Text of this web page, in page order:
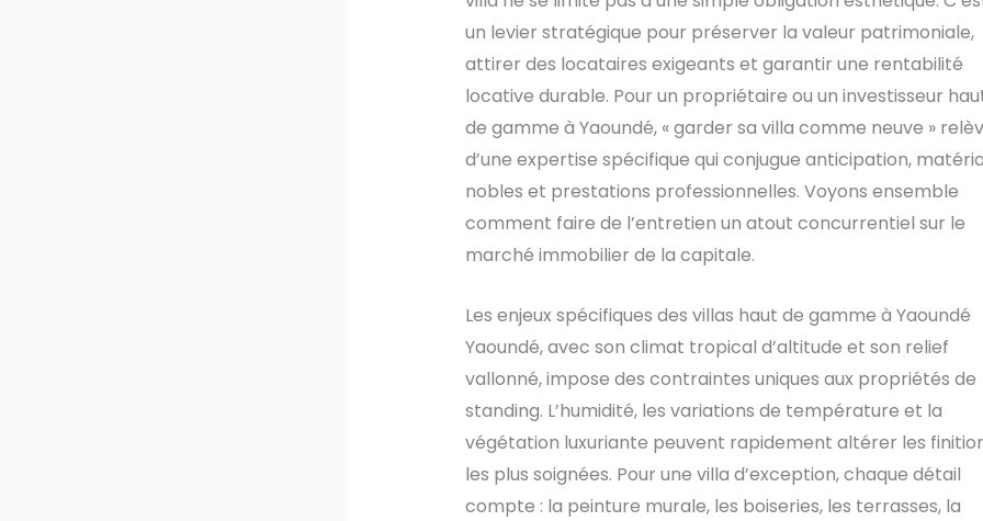
un levier stratégique pour préserver la valeur patrimoniale,
attirer des locataires exigeants et garantir une rentabilité
locative durable. Pour un propriétaire ou un investisseur
de gamme à Yaoundé, « garder sa villa comme neuve »
d’une expertise spécifique qui conjugue anticipation,
nobles et prestations professionnelles. Voyons ensemble
comment faire de l’entretien un atout concurrentiel sur le
marché immobilier de la capitale.
Les enjeux spécifiques des villas haut de gamme à Yaoundé
Yaoundé, avec son climat tropical d’altitude et son relief
vallonné, impose des contraintes uniques aux propriétés de
standing. L’humidité, les variations de température et la
végétation luxuriante peuvent rapidement altérer les
les plus soignées. Pour une villa d’exception, chaque détail
compte : la peinture murale, les boiseries, les terrasses, la